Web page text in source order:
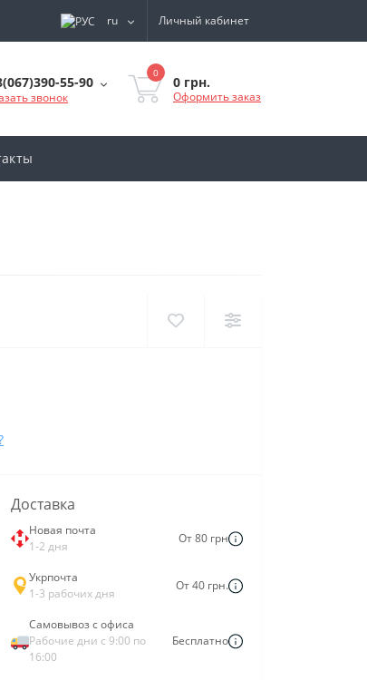
ru Личный кабинет
55-90
звонок
0
0 грн.
Оформить заказ
Доставка
Новая почта
1-2 дня
От 80 грн
Укрпочта
1-3 рабочих дня
От 40 грн.
Самовывоз с офиса
Рабочие дни с 9:00 по
16:00
Бесплатно